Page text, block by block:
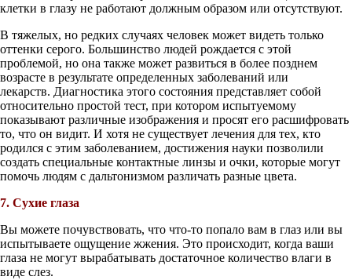
клетки в глазу не работают должным образом или отсутствуют.
В тяжелых, но редких случаях человек может видеть только
оттенки серого. Большинство людей рождается с этой
проблемой, но она также может развиться в более позднем
возрасте в результате определенных заболеваний или
лекарств. Диагностика этого состояния представляет собой
относительно простой тест, при котором испытуемому
показывают различные изображения и просят его расшифровать
то, что он видит. И хотя не существует лечения для тех, кто
родился с этим заболеванием, достижения науки позволили
создать специальные контактные линзы и очки, которые могут
помочь людям с дальтонизмом различать разные цвета.
7. Сухие глаза
Вы можете почувствовать, что что-то попало вам в глаз или вы
испытываете ощущение жжения. Это происходит, когда ваши
глаза не могут вырабатывать достаточное количество влаги в
виде слез.